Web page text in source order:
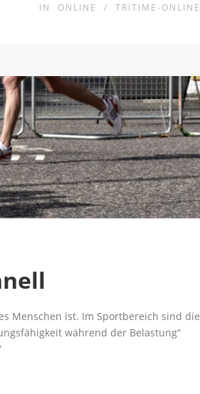
IN ONLINE / TRITIME-ONLINE
Menschen ist. Im Sportbereich sind die
während der Belastung“